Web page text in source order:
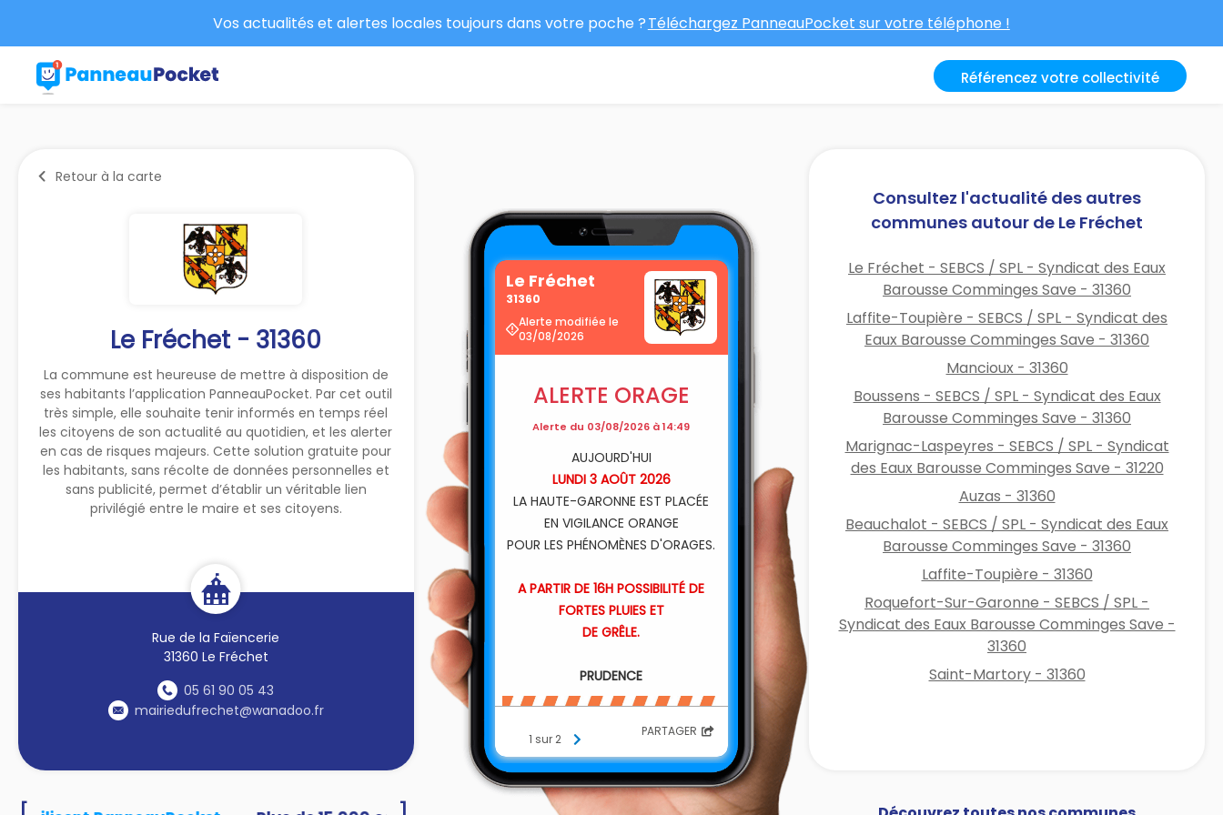
Vos actualités et alertes locales toujours dans votre poche ?Téléchargez PanneauPocket sur votre téléphone !
Référencez votre collectivité
Retour à la carte
Le Fréchet - 31360
La commune est heureuse de mettre à disposition de
ses habitants l’application PanneauPocket. Par cet outil
très simple, elle souhaite tenir informés en temps réel
les citoyens de son actualité au quotidien, et les alerter
en cas de risques majeurs. Cette solution gratuite pour
les habitants, sans récolte de données personnelles et
sans publicité, permet d’établir un véritable lien
privilégié entre le maire et ses citoyens.
Rue de la Faïencerie
31360 Le Fréchet
05 61 90 05 43
mairiedufrechet@wanadoo.fr
Le Fréchet
31360
Alerte modifiée le
03/08/2026
ALERTE ORAGE
Alerte du 03/08/2026 à 14:49
AUJOURD'HUI
LUNDI 3 AOÛT 2026
LA HAUTE-GARONNE EST PLACÉE
EN VIGILANCE ORANGE
POUR LES PHÉNOMÈNES D'ORAGES.
A PARTIR DE 16H POSSIBILITÉ DE
FORTES PLUIES ET
DE GRÊLE.
PRUDENCE
1 sur 2 PARTAGER
Consultez l'actualité des autres
communes autour de Le Fréchet
Le Fréchet - SEBCS / SPL - Syndicat des Eaux
Barousse Comminges Save - 31360
Laffite-Toupière - SEBCS / SPL - Syndicat des
Eaux Barousse Comminges Save - 31360
Mancioux - 31360
Boussens - SEBCS / SPL - Syndicat des Eaux
Barousse Comminges Save - 31360
Marignac-Laspeyres - SEBCS / SPL - Syndicat
des Eaux Barousse Comminges Save - 31220
Auzas - 31360
Beauchalot - SEBCS / SPL - Syndicat des Eaux
Barousse Comminges Save - 31360
Laffite-Toupière - 31360
Roquefort-Sur-Garonne - SEBCS / SPL -
Syndicat des Eaux Barousse Comminges Save -
31360
Saint-Martory - 31360